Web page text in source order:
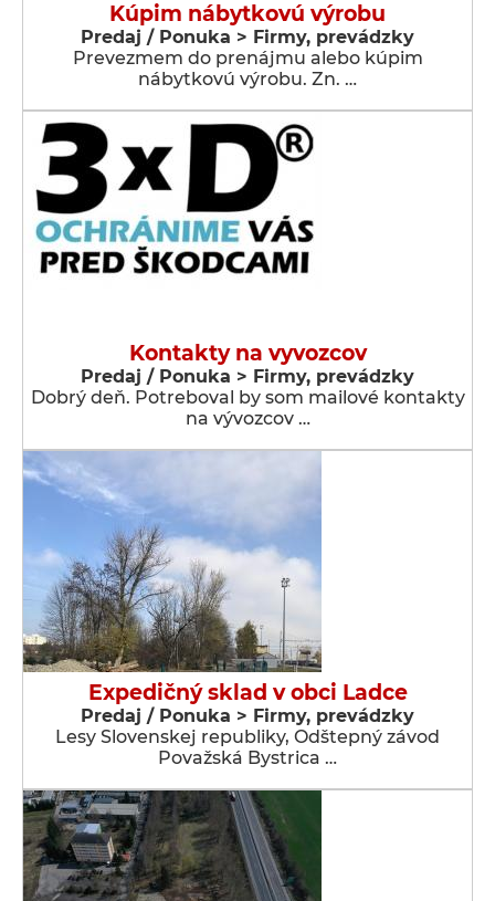
Kúpim nábytkovú výrobu
Predaj / Ponuka > Firmy, prevádzky
Prevezmem do prenájmu alebo kúpim
nábytkovú výrobu. Zn. …
Kontakty na vyvozcov
Predaj / Ponuka > Firmy, prevádzky
Dobrý deň. Potreboval by som mailové kontakty
na vývozcov …
Expedičný sklad v obci Ladce
Predaj / Ponuka > Firmy, prevádzky
Lesy Slovenskej republiky, Odštepný závod
Považská Bystrica …